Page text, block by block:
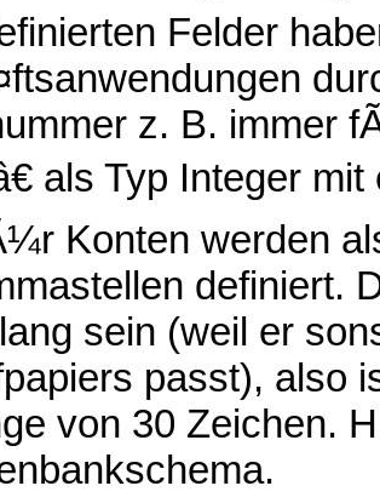
Felder
z. B. immer
als Typ Integer
Konten werden
definiert.
sein (weil er
passt), also
von 30 Zeichen.